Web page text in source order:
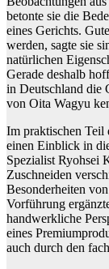
betonte sie die
eines Gerichts.
werden, sagte sie
natürlichen
Gerade deshalb
in Deutschland die
von Oita Wagyu
Im praktischen Teil
einen Einblick in
Spezialist Ryohsei
Zuschneiden
Besonderheiten
Vorführung
handwerkliche
eines
auch durch den